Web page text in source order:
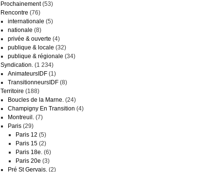
Prochainement(53)
Rencontre (76)
internationale (5)
nationale (8)
privée & ouverte (4)
publique & locale (32)
publique & régionale (34)
Syndication.(1 234)
AnimateursIDF (1)
TransitionneursIDF (8)
Territoire (188)
Boucles de la Marne. (24)
Champigny En Transition (4)
Montreuil. (7)
Paris (29)
Paris 12 (5)
Paris 15(2)
Paris 18e.(6)
Paris 20e (3)
Pré St Gervais. (2)